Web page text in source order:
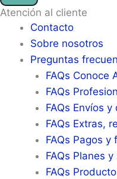
Atención al cliente
Contacto
Sobre nosotros
Preguntas
FAQs Conoce
FAQs
FAQs Envíos
FAQs Extras,
FAQs Pagos y
FAQs Planes
FAQs